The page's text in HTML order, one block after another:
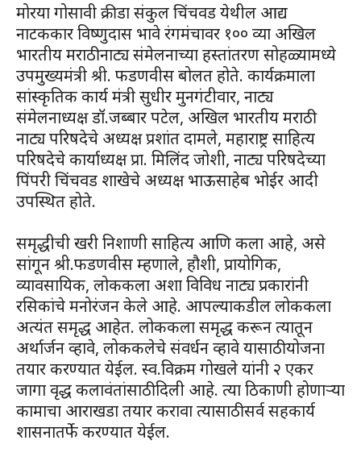
मोरया गोसावी क्रीडा संकुल चिंचवड येथील आद्य
नाटककार विष्णुदास भावे रंगमंचावर १०० व्या अखिल
भारतीय मराठी नाट्य संमेलनाच्या हस्तांतरण सोहळ्यामध्ये
उपमुख्यमंत्री श्री. फडणवीस बोलत होते. कार्यक्रमाला
सांस्कृतिक कार्य मंत्री सुधीर मुनगंटीवार, नाट्य
संमेलनाध्यक्ष डॉ.जब्बार पटेल, अखिल भारतीय मराठी
नाट्य परिषदेचे अध्यक्ष प्रशांत दामले, महाराष्ट्र साहित्य
परिषदेचे कार्याध्यक्ष प्रा. मिलिंद जोशी, नाट्य परिषदेच्या
पिंपरी चिंचवड शाखेचे अध्यक्ष भाऊसाहेब भोईर आदी
उपस्थित होते.
समृद्धीची खरी निशाणी साहित्य आणि कला आहे, असे
सांगून श्री.फडणवीस म्हणाले, हौशी, प्रायोगिक,
व्यावसायिक, लोककला अशा विविध नाट्य प्रकारांनी
रसिकांचे मनोरंजन केले आहे. आपल्याकडील लोककला
अत्यंत समृद्ध आहेत. लोककला समृद्ध करून त्यातून
अर्थार्जन व्हावे, लोककलेचे संवर्धन व्हावे यासाठी योजना
तयार करण्यात येईल. स्व.विक्रम गोखले यांनी २ एकर
जागा वृद्ध कलावंतांसाठी दिली आहे. त्या ठिकाणी होणाऱ्या
कामाचा आराखडा तयार करावा त्यासाठी सर्व सहकार्य
शासनातर्फे करण्यात येईल.